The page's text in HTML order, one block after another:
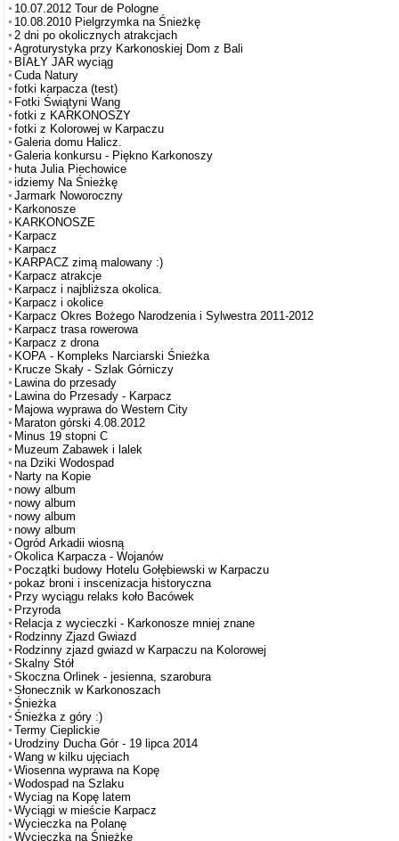
10.07.2012 Tour de Pologne
10.08.2010 Pielgrzymka na Śnieżkę
2 dni po okolicznych atrakcjach
Agroturystyka przy Karkonoskiej Dom z Bali
BIAŁY JAR wyciąg
Cuda Natury
fotki karpacza (test)
Fotki Świątyni Wang
fotki z KARKONOSZY
fotki z Kolorowej w Karpaczu
Galeria domu Halicz.
Galeria konkursu - Piękno Karkonoszy
huta Julia Piechowice
idziemy Na Śnieżkę
Jarmark Noworoczny
Karkonosze
KARKONOSZE
Karpacz
Karpacz
KARPACZ zimą malowany :)
Karpacz atrakcje
Karpacz i najbliższa okolica.
Karpacz i okolice
Karpacz Okres Bożego Narodzenia i Sylwestra 2011-2012
Karpacz trasa rowerowa
Karpacz z drona
KOPA - Kompleks Narciarski Śnieżka
Krucze Skały - Szlak Górniczy
Lawina do przesady
Lawina do Przesady - Karpacz
Majowa wyprawa do Western City
Maraton górski 4.08.2012
Minus 19 stopni C
Muzeum Zabawek i lalek
na Dziki Wodospad
Narty na Kopie
nowy album
nowy album
nowy album
nowy album
Ogród Arkadii wiosną
Okolica Karpacza - Wojanów
Początki budowy Hotelu Gołębiewski w Karpaczu
pokaz broni i inscenizacja historyczna
Przy wyciągu relaks koło Bacówek
Przyroda
Relacja z wycieczki - Karkonosze mniej znane
Rodzinny Zjazd Gwiazd
Rodzinny zjazd gwiazd w Karpaczu na Kolorowej
Skalny Stół
Skoczna Orlinek - jesienna, szarobura
Słonecznik w Karkonoszach
Śnieżka
Śnieżka z góry :)
Termy Cieplickie
Urodziny Ducha Gór - 19 lipca 2014
Wang w kilku ujęciach
Wiosenna wyprawa na Kopę
Wodospad na Szlaku
Wyciag na Kopę latem
Wyciągi w mieście Karpacz
Wycieczka na Polanę
Wycieczka na Śnieżkę